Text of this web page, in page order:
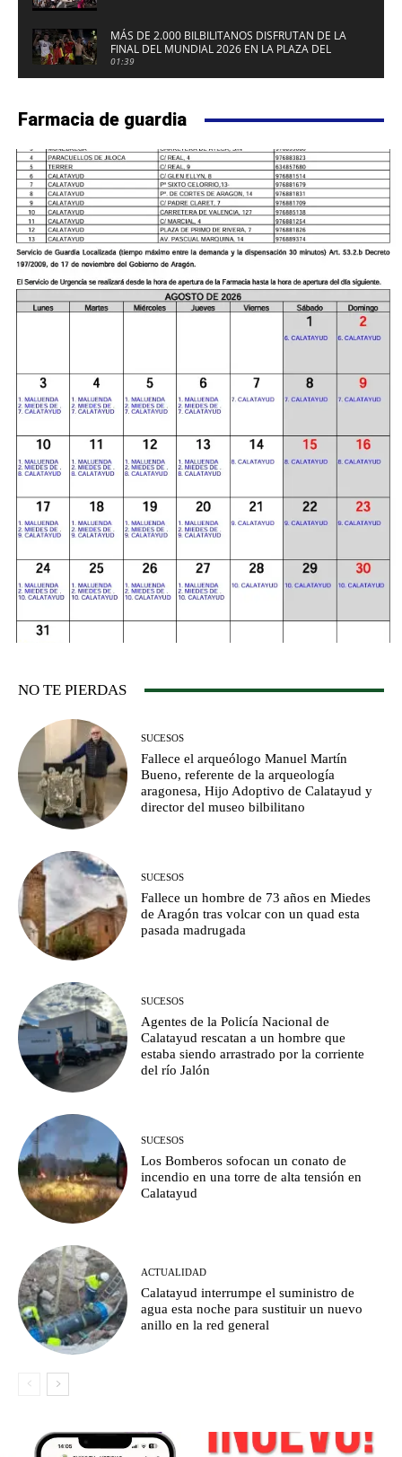
MÁS DE 2.000 BILBILITANOS DISFRUTAN DE LA
FINAL DEL MUNDIAL 2026 EN LA PLAZA DEL
FUERTE DE CALATAYUD
01:39
Farmacia de guardia
NO TE PIERDAS
SUCESOS
Fallece el arqueólogo Manuel Martín
Bueno, referente de la arqueología
aragonesa, Hijo Adoptivo de Calatayud y
director del museo bilbilitano
SUCESOS
Fallece un hombre de 73 años en Miedes
de Aragón tras volcar con un quad esta
pasada madrugada
SUCESOS
Agentes de la Policía Nacional de
Calatayud rescatan a un hombre que
estaba siendo arrastrado por la corriente
del río Jalón
SUCESOS
Los Bomberos sofocan un conato de
incendio en una torre de alta tensión en
Calatayud
ACTUALIDAD
Calatayud interrumpe el suministro de
agua esta noche para sustituir un nuevo
anillo en la red general